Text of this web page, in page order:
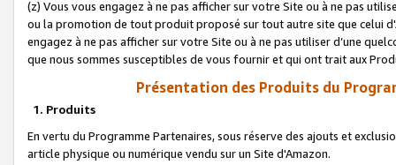
(z) Vous vous engagez à ne pas afficher sur votre Site ou à ne pas
ou la promotion de tout produit proposé sur tout autre site que celui
engagez à ne pas afficher sur votre Site ou à ne pas utiliser d’une
que nous sommes susceptibles de vous fournir et qui ont trait aux
Présentation des Produits du
1. Produits
En vertu du Programme Partenaires, sous réserve des ajouts et
article physique ou numérique vendu sur un Site d'Amazon.